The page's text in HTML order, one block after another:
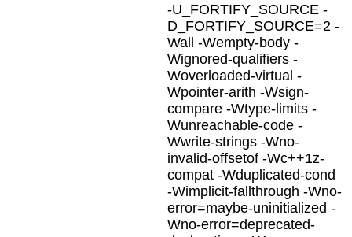
-U_FORTIFY_SOURCE -
D_FORTIFY_SOURCE=2 -
Wall -Wempty-body -
Wignored-qualifiers -
Woverloaded-virtual -
Wpointer-arith -Wsign-
compare -Wtype-limits -
Wunreachable-code -
Wwrite-strings -Wno-
invalid-offsetof -Wc++1z-
compat -Wduplicated-cond
-Wimplicit-fallthrough -Wno-
error=maybe-uninitialized -
Wno-error=deprecated-